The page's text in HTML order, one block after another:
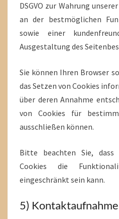
DSGVO zur Wahrung
an der bestmöglichen
sowie einer
Ausgestaltung des
Sie können Ihren Browser
das Setzen von Cookies
über deren Annahme
von Cookies für
ausschließen können.
Bitte beachten Sie, dass
Cookies die
eingeschränkt sein kann.
5) Kontaktaufnahme